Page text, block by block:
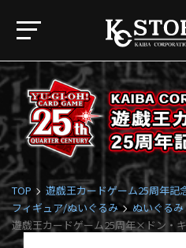
TOP 遊戯王カードゲーム25周年記
フィギュア/ぬいぐるみ
ぬいぐるみ
遊戯王カードゲーム25周年×ドン・